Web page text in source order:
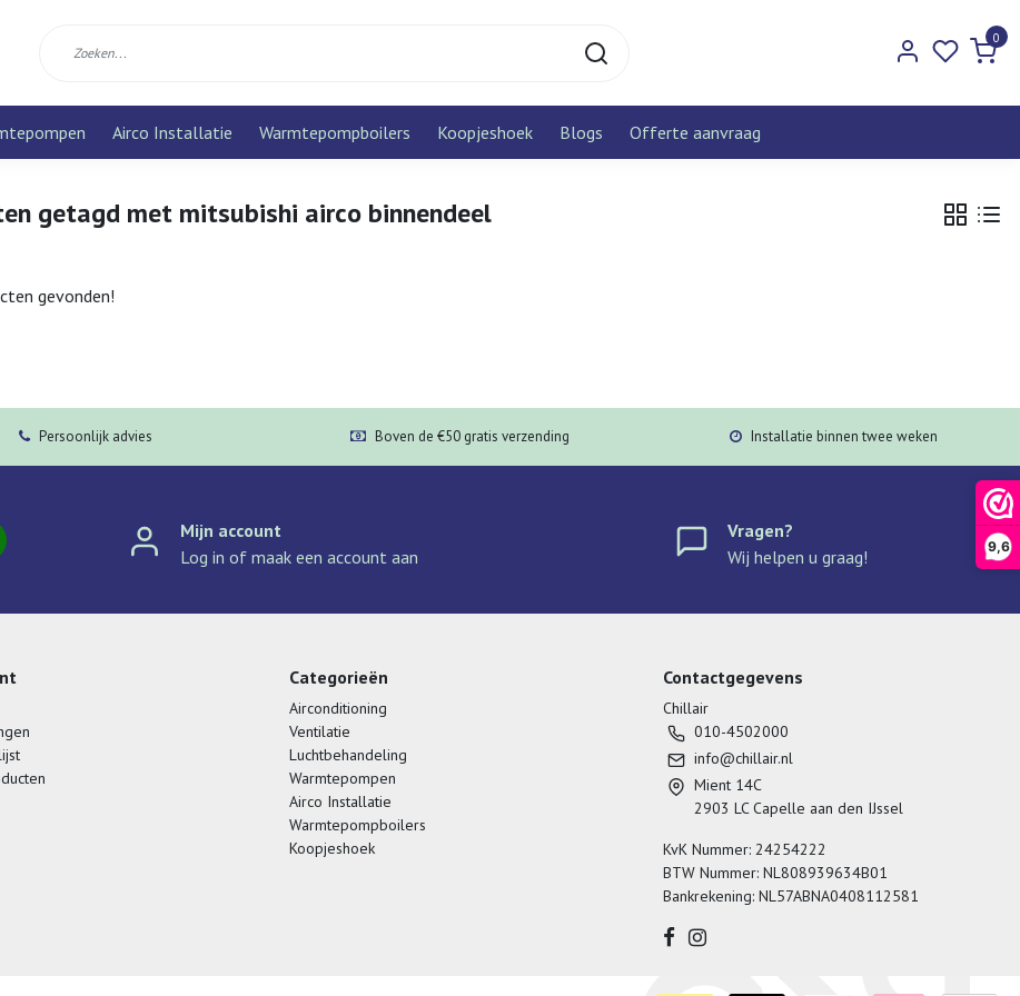
9,6
0
Airco Installatie Warmtepompboilers Koopjeshoek Blogs Offerte aanvraag
getagd met mitsubishi airco binnendeel
gevonden!
Persoonlijk advies Boven de €50 gratis verzending Installatie binnen twee weken
Mijn account
Log in of maak een account aan
Vragen?
Wij helpen u graag!
Categorieën
Airconditioning
Ventilatie
Luchtbehandeling
Warmtepompen
Airco Installatie
Warmtepompboilers
Koopjeshoek
Contactgegevens
Chillair
010-4502000
info@chillair.nl
Mient 14C
2903 LC Capelle aan den IJssel
KvK Nummer: 24254222
BTW Nummer: NL808939634B01
Bankrekening: NL57ABNA0408112581